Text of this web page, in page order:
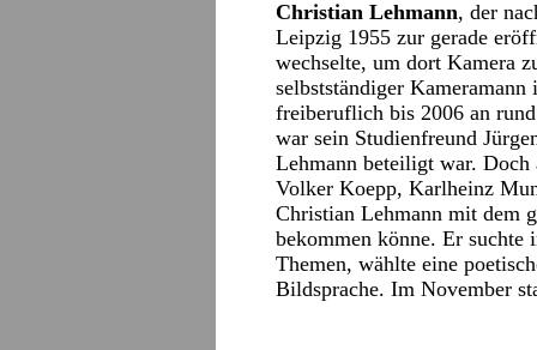
Christian Lehmann, der
Leipzig 1955 zur gerade
wechselte, um dort Kamera
selbstständiger
freiberuflich bis 2006 an
war sein Studienfreund
Lehmann beteiligt war. Doch
Volker Koepp, Karlheinz
Christian Lehmann mit dem
bekommen könne. Er suchte
Themen, wählte eine
Bildsprache. Im November